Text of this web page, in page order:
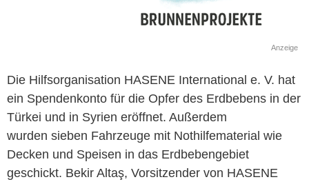
Anzeige
Die Hilfsorganisation HASENE International e. V. hat
ein Spendenkonto für die Opfer des Erdbebens in der
Türkei und in Syrien eröffnet. Außerdem
wurden sieben Fahrzeuge mit Nothilfematerial wie
Decken und Speisen in das Erdbebengebiet
geschickt. Bekir Altaş, Vorsitzender von HASENE